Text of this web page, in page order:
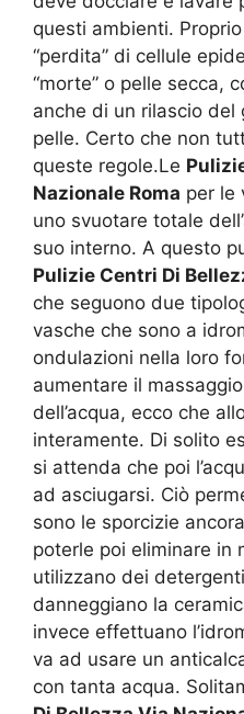
questi ambienti.
“perdita” di cellule
“morte” o pelle secca,
anche di un rilascio del
pelle. Certo che non
queste regole.Le
Nazionale Roma per le
uno svuotare totale
suo interno. A questo
Pulizie Centri Di
che seguono due
vasche che sono a
ondulazioni nella loro
aumentare il
dell’acqua, ecco che
interamente. Di solito
si attenda che poi
ad asciugarsi. Ciò
sono le sporcizie
poterle poi eliminare in
utilizzano dei
danneggiano la
invece effettuano
va ad usare un
con tanta acqua.